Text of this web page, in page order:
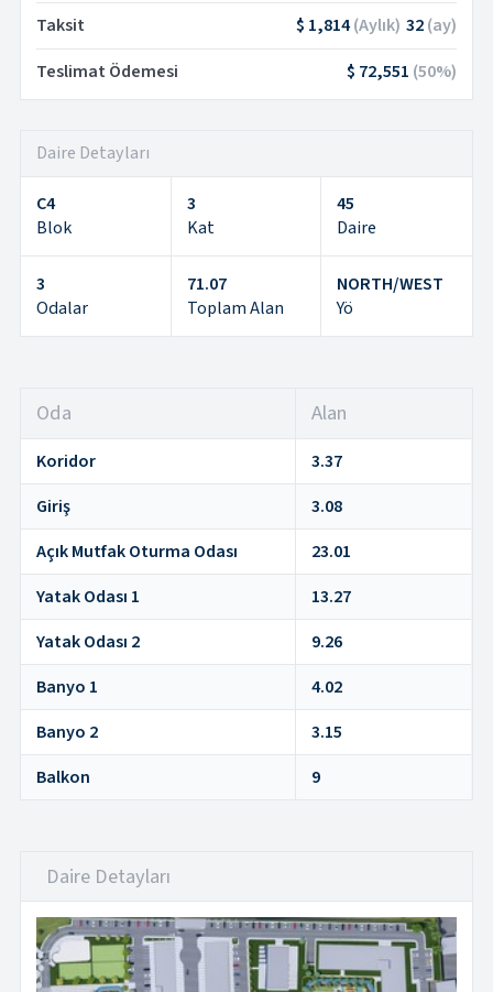
Taksit
$ 1,814(Aylık) 32(ay)
Teslimat Ödemesi
$ 72,551 (50%)
Daire Detayları
C4
Blok
3
Kat
45
Daire
3
Odalar
71.07
Toplam Alan
NORTH/WEST
Yö
Oda Alan
Koridor
3.37
Giriş
3.08
Açık Mutfak Oturma Odası
23.01
Yatak Odası 1
13.27
Yatak Odası 2
9.26
Banyo 1
4.02
Banyo 2
3.15
Balkon
9
Daire Detayları